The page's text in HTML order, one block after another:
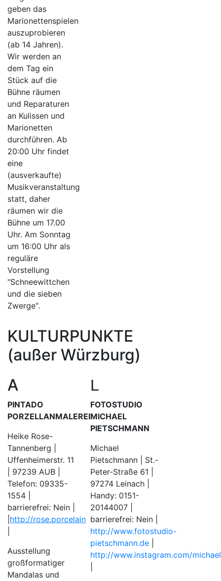
geben das
Marionettenspielen
auszuprobieren
(ab 14 Jahren).
Wir werden an
dem Tag ein
Stück auf die
Bühne räumen
und Reparaturen
an Kulissen und
Marionetten
durchführen. Ab
20:00 Uhr findet
eine
(ausverkaufte)
Musikveranstaltung
statt, daher
räumen wir die
Bühne um 17.00
Uhr. Am Sonntag
um 16:00 Uhr als
reguläre
Vorstellung
"Schneewittchen
und die sieben
Zwerge".
KULTURPUNKTE
(außer Würzburg)
A
PINTADO
PORZELLANMALEREI
Heike Rose-
Tannenberg |
Uffenheimerstr. 11
| 97239 AUB |
Telefon: 09335-
1554 |
barrierefrei: Nein |
http://rose.porcelain
Ausstellung
großformatiger
Mandalas und
L
FOTOSTUDIO
MICHAEL
PIETSCHMANN
Michael
Pietschmann | St.-
Peter-Straße 61 |
97274 Leinach |
Handy: 0151-
20144007 |
barrierefrei: Nein |
http://www.fotostudio-
pietschmann.de
http://www.instagram.com/